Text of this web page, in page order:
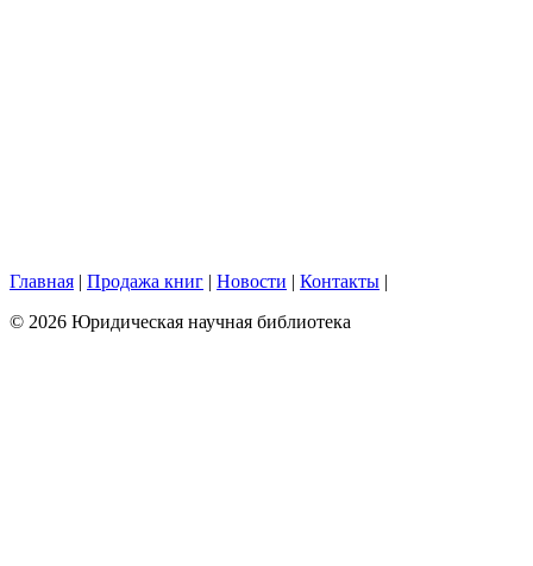
Главная | Продажа книг | Новости | Контакты |
© 2026 Юридическая научная библиотека